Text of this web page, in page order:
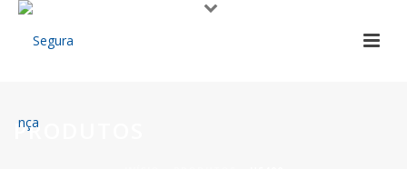
PRODUTOS